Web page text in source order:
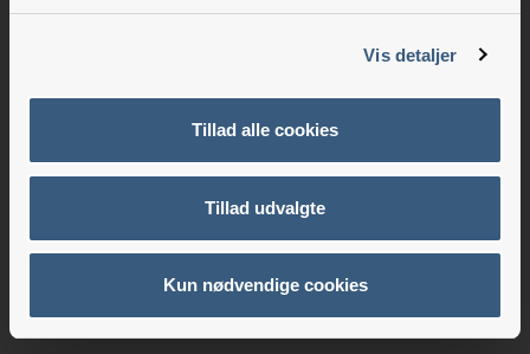
Vis detaljer
Tillad alle cookies
Tillad udvalgte
Kun nødvendige cookies